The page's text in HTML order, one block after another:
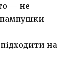
— не
пампушки
на